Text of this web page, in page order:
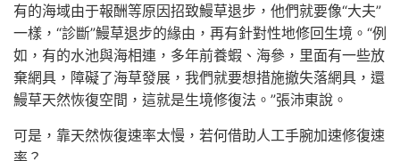
有的海域由于報酬等原因招致鰻草退步，他們就要像“大夫”
一樣，“診斷”鰻草退步的緣由，再有針對性地修回生境。“例
如，有的水池與海相連，多年前養蝦、海參，里面有一些放
棄網具，障礙了海草發展，我們就要想措施撤失落網具，還
鰻草天然恢復空間，這就是生境修復法。”張沛東說。
可是，靠天然恢復速率太慢，若何借助人工手腕加速修復速
率？